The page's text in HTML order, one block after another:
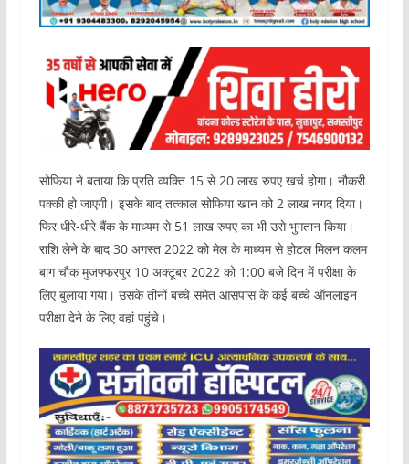
सोफिया ने बताया कि प्रति व्यक्ति 15 से 20 लाख रुपए खर्च होगा। नौकरी
पक्की हो जाएगी। इसके बाद तत्काल सोफिया खान को 2 लाख नगद दिया।
फिर धीरे-धीरे बैंक के माध्यम से 51 लाख रुपए का भी उसे भुगतान किया।
राशि लेने के बाद 30 अगस्त 2022 को मेल के माध्यम से होटल मिलन कलम
बाग चौक मुजफ्फरपुर 10 अक्टूबर 2022 को 1:00 बजे दिन में परीक्षा के
लिए बुलाया गया। उसके तीनों बच्चे समेत आसपास के कई बच्चे ऑनलाइन
परीक्षा देने के लिए वहां पहुंचे।